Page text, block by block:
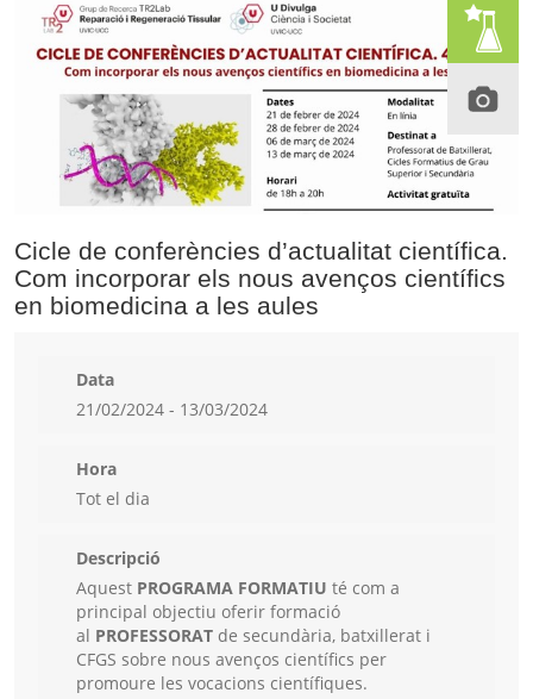
Cicle de conferències d’actualitat científica.
Com incorporar els nous avenços científics
en biomedicina a les aules
Data
21/02/2024 - 13/03/2024
Hora
Tot el dia
Descripció
Aquest PROGRAMA FORMATIU té com a
principal objectiu oferir formació
al PROFESSORAT de secundària, batxillerat i
CFGS sobre nous avenços científics per
promoure les vocacions científiques.